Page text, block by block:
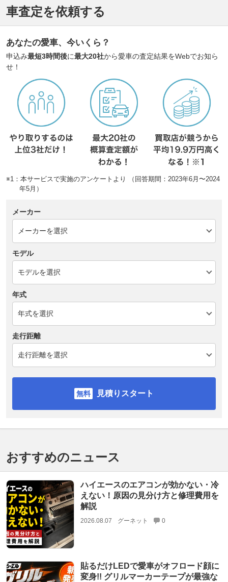
車査定を依頼する
あなたの愛車、今いくら？
申込み最短3時間後に最大20社から愛車の査定結果をWebでお知ら
せ！
※1：本サービスで実施のアンケートより （回答期間：2023年6月〜2024
年5月）
メーカー
モデル
年式
走行距離
見積りスタート
おすすめのニュース
ハイエースのエアコンが効かない・冷
えない！原因の見分け方と修理費用を
解説
2026.08.07 グーネット 0
貼るだけLEDで愛車がオフロード顔に
変身!! グリルマーカーテープが最強な